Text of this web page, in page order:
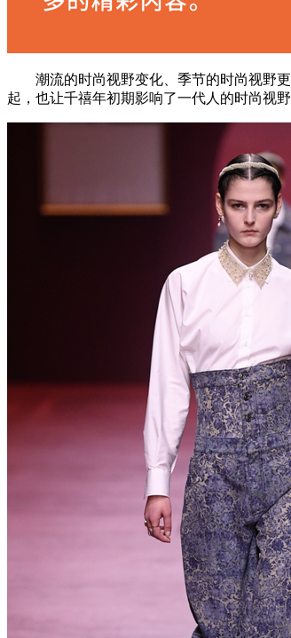
潮流的时尚视野变化、季节的时尚视野更
起，也让千禧年初期影响了一代人的时尚视